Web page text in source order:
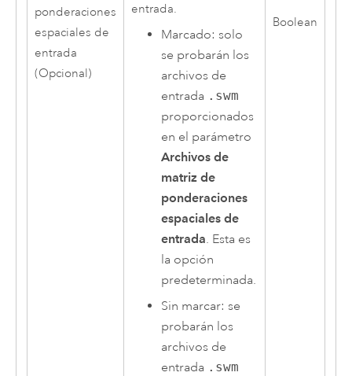
ponderaciones
espaciales de
entrada
(Opcional)
entrada.
Marcado: solo
se probarán los
archivos de
entrada .swm
proporcionados
en el parámetro
Archivos de
matriz de
ponderaciones
espaciales de
entrada. Esta es
la opción
predeterminada.
Sin marcar: se
probarán los
archivos de
entrada .swm
Boolean